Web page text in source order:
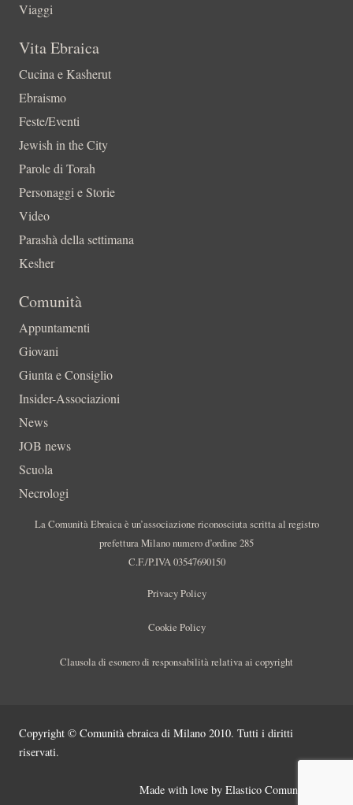
Viaggi
Vita Ebraica
Cucina e Kasherut
Ebraismo
Feste/Eventi
Jewish in the City
Parole di Torah
Personaggi e Storie
Video
Parashà della settimana
Kesher
Comunità
Appuntamenti
Giovani
Giunta e Consiglio
Insider-Associazioni
News
JOB news
Scuola
Necrologi
La Comunità Ebraica è un’associazione riconosciuta scritta al registro
prefettura Milano numero d’ordine 285
C.F./P.IVA 03547690150
Privacy Policy
Cookie Policy
Clausola di esonero di responsabilità relativa ai copyright
Copyright © Comunità ebraica di Milano 2010. Tutti i diritti
riservati.
Made with love by Elastico Comunicazione